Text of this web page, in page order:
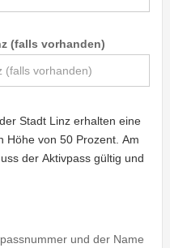
(falls vorhanden)
Stadt Linz erhalten eine
Höhe von 50 Prozent. Am
der Aktivpass gültig und
und der Name